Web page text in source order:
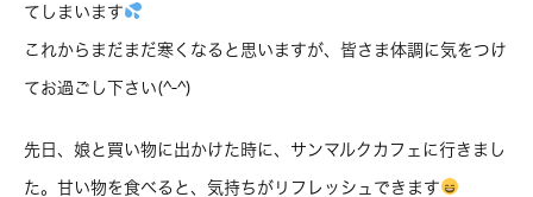
てしまいます
これからまだまだ寒くなると思いますが、皆さま体調に気をつけ
てお過ごし下さい(^-^)
先日、娘と買い物に出かけた時に、サンマルクカフェに行きまし
た。甘い物を食べると、気持ちがリフレッシュできます